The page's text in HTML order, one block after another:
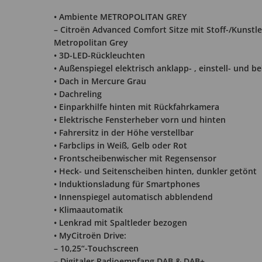
• Ambiente METROPOLITAN GREY
– Citroën Advanced Comfort Sitze mit Stoff-/
Metropolitan Grey
• 3D-LED-Rückleuchten
• Außenspiegel elektrisch anklapp- , einstell- und
• Dach in Mercure Grau
• Dachreling
• Einparkhilfe hinten mit Rückfahrkamera
• Elektrische Fensterheber vorn und hinten
• Fahrersitz in der Höhe verstellbar
• Farbclips in Weiß, Gelb oder Rot
• Frontscheibenwischer mit Regensensor
• Heck- und Seitenscheiben hinten, dunkler getönt
• Induktionsladung für Smartphones
• Innenspiegel automatisch abblendend
• Klimaautomatik
• Lenkrad mit Spaltleder bezogen
• MyCitroën Drive:
– 10,25“-Touchscreen